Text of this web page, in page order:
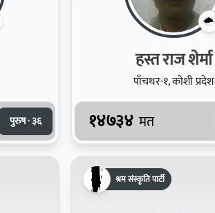
पुरुष · ३६
हस्त राज शेर्मा
पाँचथर-१, कोशी प्रदेश
१४७३४ मत
श्रम संस्कृति पार्टी